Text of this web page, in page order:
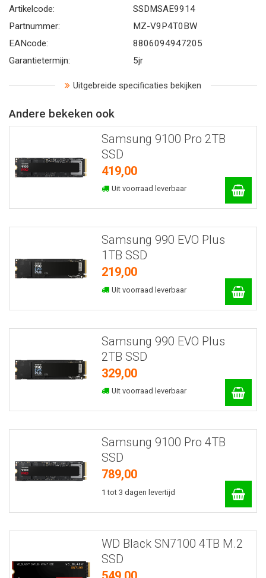
Artikelcode:
SSDMSAE9914
Partnummer:
MZ-V9P4T0BW
EANcode:
8806094947205
Garantietermijn:
5jr
Uitgebreide specificaties bekijken
Andere bekeken ook
Samsung 9100 Pro 2TB
SSD
419,00
Uit voorraad leverbaar
Samsung 990 EVO Plus
1TB SSD
219,00
Uit voorraad leverbaar
Samsung 990 EVO Plus
2TB SSD
329,00
Uit voorraad leverbaar
Samsung 9100 Pro 4TB
SSD
789,00
1 tot 3 dagen levertijd
WD Black SN7100 4TB M.2
SSD